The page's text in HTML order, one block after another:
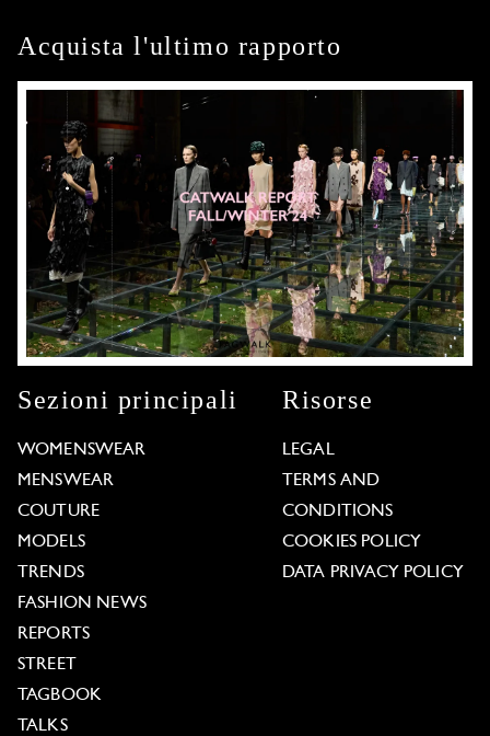
Acquista l'ultimo rapporto
Sezioni principali
WOMENSWEAR
MENSWEAR
COUTURE
MODELS
TRENDS
FASHION NEWS
REPORTS
STREET
TAGBOOK
TALKS
Risorse
LEGAL
TERMS AND
CONDITIONS
COOKIES POLICY
DATA PRIVACY POLICY